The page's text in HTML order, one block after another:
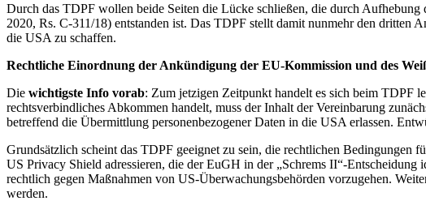
Durch das TDPF wollen beide Seiten die Lücke schließen, die durch
2020, Rs. C-311/18) entstanden ist. Das TDPF stellt damit nunmehr den dritten
die USA zu schaffen.
Rechtliche Einordnung der Ankündigung der EU-Kommission und des
Die wichtigste Info vorab: Zum jetzigen Zeitpunkt handelt es sich beim TDPF
rechtsverbindliches Abkommen handelt, muss der Inhalt der Vereinbarung
betreffend die Übermittlung personenbezogener Daten in die USA erlassen.
Grundsätzlich scheint das TDPF geeignet zu sein, die rechtlichen Bedingungen
US Privacy Shield adressieren, die der EuGH in der „Schrems II“-Entscheidung
rechtlich gegen Maßnahmen von US-Überwachungsbehörden vorzugehen.
werden.